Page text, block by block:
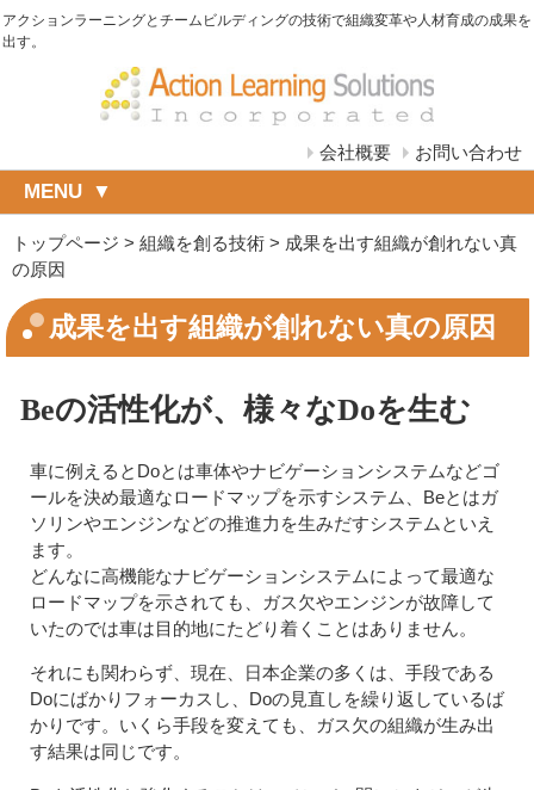
アクションラーニングとチームビルディングの技術で組織変革や人材育成の成果を
出す。
お問い合わせ
会社概要
MENU
トップページ > 組織を創る技術 > 成果を出す組織が創れない真
の原因
成果を出す組織が創れない真の原因
Beの活性化が、様々なDoを生む
車に例えるとDoとは車体やナビゲーションシステムなどゴ
ールを決め最適なロードマップを示すシステム、Beとはガ
ソリンやエンジンなどの推進力を生みだすシステムといえ
ます。
どんなに高機能なナビゲーションシステムによって最適な
ロードマップを示されても、ガス欠やエンジンが故障して
いたのでは車は目的地にたどり着くことはありません。
それにも関わらず、現在、日本企業の多くは、手段である
Doにばかりフォーカスし、Doの見直しを繰り返しているば
かりです。いくら手段を変えても、ガス欠の組織が生み出
す結果は同じです。